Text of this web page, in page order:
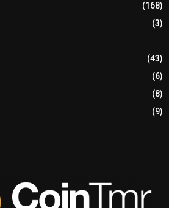
(168)
(3)
(43)
(6)
(8)
(9)